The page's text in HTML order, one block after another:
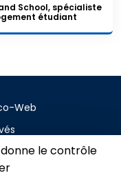
le contrôle
School, spécialiste
étudiant
Web